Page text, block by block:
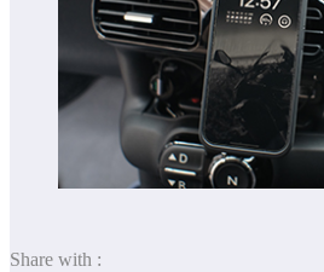
Share with :